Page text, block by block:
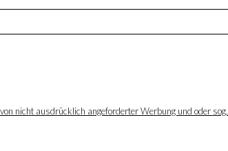
nicht ausdrücklich angeforderter Werbung und oder sog.